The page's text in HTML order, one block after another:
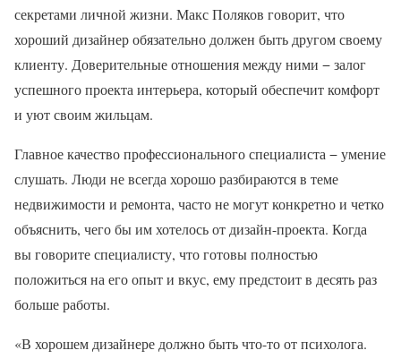
секретами личной жизни. Макс Поляков говорит, что
хороший дизайнер обязательно должен быть другом своему
клиенту. Доверительные отношения между ними − залог
успешного проекта интерьера, который обеспечит комфорт
и уют своим жильцам.
Главное качество профессионального специалиста − умение
слушать. Люди не всегда хорошо разбираются в теме
недвижимости и ремонта, часто не могут конкретно и четко
объяснить, чего бы им хотелось от дизайн-проекта. Когда
вы говорите специалисту, что готовы полностью
положиться на его опыт и вкус, ему предстоит в десять раз
больше работы.
«В хорошем дизайнере должно быть что-то от психолога.